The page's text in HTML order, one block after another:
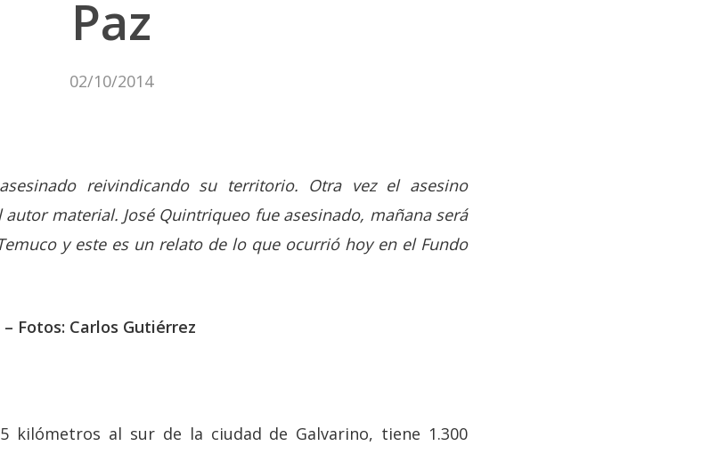
Paz
02/10/2014
reivindicando su territorio. Otra vez el asesino
material. José Quintriqueo fue asesinado, mañana será
y este es un relato de lo que ocurrió hoy en el Fundo
Fotos: Carlos Gutiérrez
kilómetros al sur de la ciudad de Galvarino, tiene 1.300